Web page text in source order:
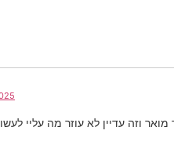
29/
וזה עדיין לא עוזר מה עליי